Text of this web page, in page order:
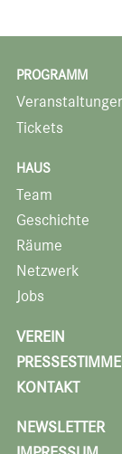
PROGRAMM
Tickets
HAUS
Team
Geschichte
Räume
Netzwerk
Jobs
VEREIN
KONTAKT
NEWSLETTER